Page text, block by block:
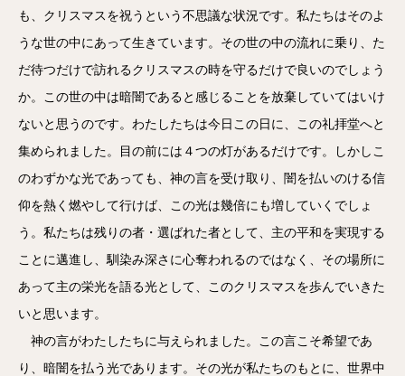
も、クリスマスを祝うという不思議な状況です。私たちはそのよ
うな世の中にあって生きています。その世の中の流れに乗り、た
だ待つだけで訪れるクリスマスの時を守るだけで良いのでしょう
か。この世の中は暗闇であると感じることを放棄していてはいけ
ないと思うのです。わたしたちは今日この日に、この礼拝堂へと
集められました。目の前には４つの灯があるだけです。しかしこ
のわずかな光であっても、神の言を受け取り、闇を払いのける信
仰を熱く燃やして行けば、この光は幾倍にも増していくでしょ
う。私たちは残りの者・選ばれた者として、主の平和を実現する
ことに邁進し、馴染み深さに心奪われるのではなく、その場所に
あって主の栄光を語る光として、このクリスマスを歩んでいきた
いと思います。
神の言がわたしたちに与えられました。この言こそ希望であ
り、暗闇を払う光であります。その光が私たちのもとに、世界中